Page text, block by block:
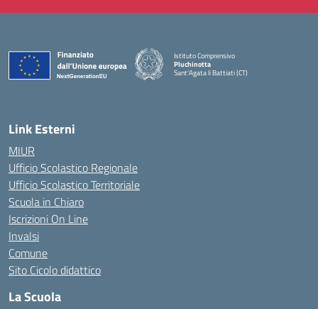
Istituto Comprensivo
Pluchinotta
Sant'Agata li Battiati (CT)
— Visita la pagina iniziale della scuola
Link Esterni
MIUR
Ufficio Scolastico Regionale
Ufficio Scolastico Territoriale
Scuola in Chiaro
Iscrizioni On Line
Invalsi
Comune
Sito Cicolo didattico
La Scuola